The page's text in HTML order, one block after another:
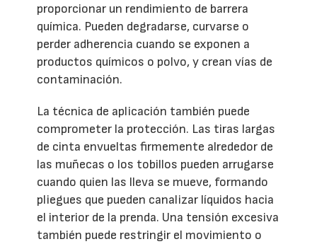
proporcionar un rendimiento de barrera
química. Pueden degradarse, curvarse o
perder adherencia cuando se exponen a
productos químicos o polvo, y crean vías de
contaminación.
La técnica de aplicación también puede
comprometer la protección. Las tiras largas
de cinta envueltas firmemente alrededor de
las muñecas o los tobillos pueden arrugarse
cuando quien las lleva se mueve, formando
pliegues que pueden canalizar líquidos hacia
el interior de la prenda. Una tensión excesiva
también puede restringir el movimiento o